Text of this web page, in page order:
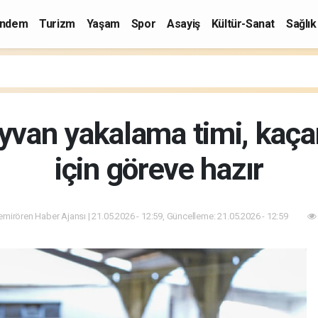
Turizm Yaşam Spor Asayiş Kültür-Sanat Sağlık
yakalama timi,
için göreve hazır
Haber Ajansı | 21.05.2026 - 12:59, Güncelleme: 21.05.2026 - 12:59